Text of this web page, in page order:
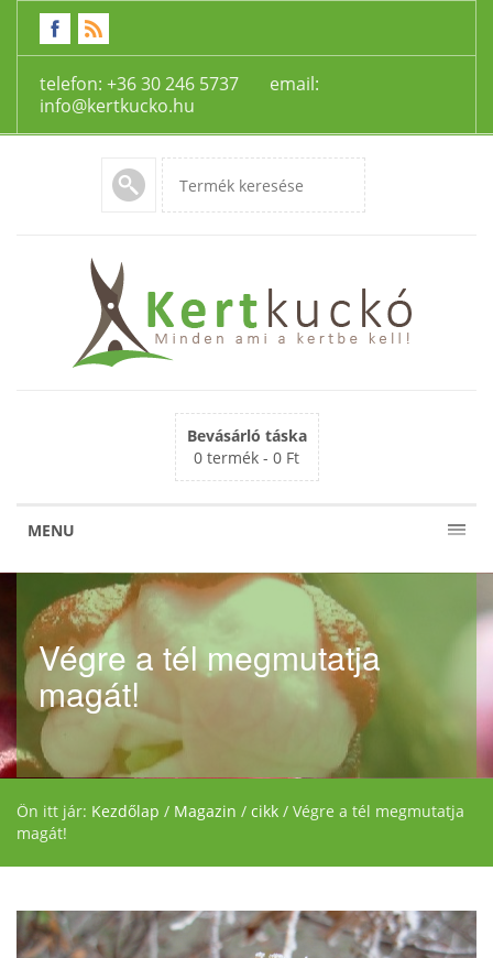
telefon: +36 30 246 5737 email:
info@kertkucko.hu
Bevásárló táska
0 termék - 0 Ft
MENU
Végre a tél megmutatja
magát!
Ön itt jár: Kezdőlap / Magazin / cikk / Végre a tél megmutatja
magát!